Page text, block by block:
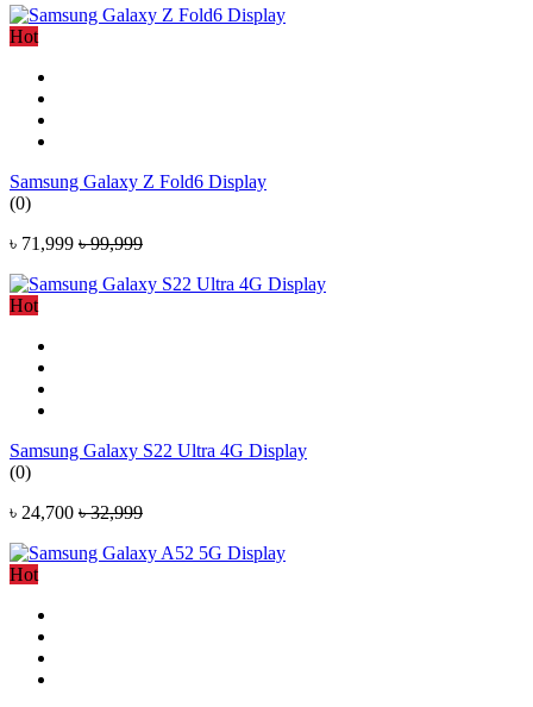
Hot
Samsung Galaxy Z Fold6 Display
(0)
৳ 71,999 ৳ 99,999
Hot
Samsung Galaxy S22 Ultra 4G Display
(0)
৳ 24,700 ৳ 32,999
Hot